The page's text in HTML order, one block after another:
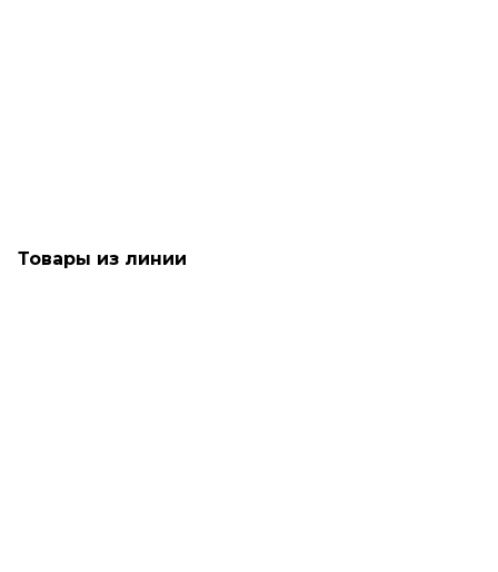
Товары из линии